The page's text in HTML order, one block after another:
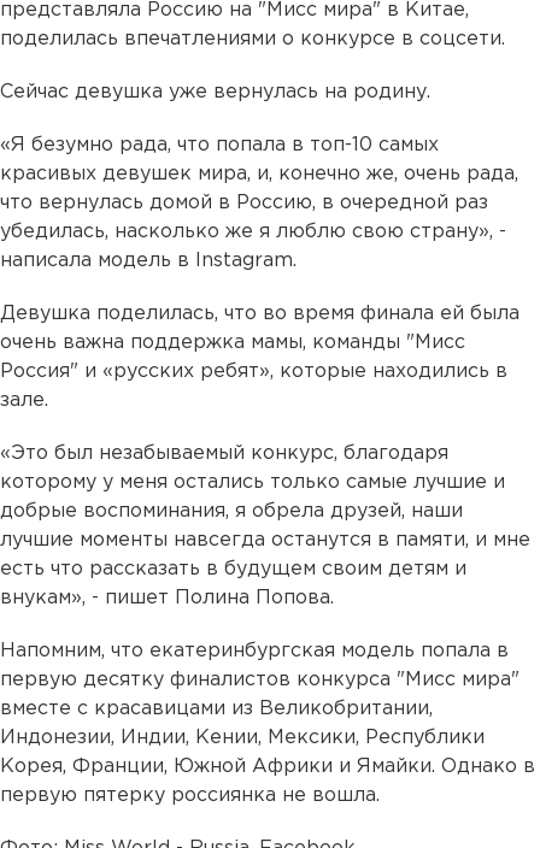
представляла Россию на "Мисс мира" в Китае,
поделилась впечатлениями о конкурсе в соцсети.
Сейчас девушка уже вернулась на родину.
«Я безумно рада, что попала в топ-10 самых
красивых девушек мира, и, конечно же, очень рада,
что вернулась домой в Россию, в очередной раз
убедилась, насколько же я люблю свою страну», -
написала модель в Instagram.
Девушка поделилась, что во время финала ей была
очень важна поддержка мамы, команды "Мисс
Россия" и «русских ребят», которые находились в
зале.
«Это был незабываемый конкурс, благодаря
которому у меня остались только самые лучшие и
добрые воспоминания, я обрела друзей, наши
лучшие моменты навсегда останутся в памяти, и мне
есть что рассказать в будущем своим детям и
внукам», - пишет Полина Попова.
Напомним, что екатеринбургская модель попала в
первую десятку финалистов конкурса "Мисс мира"
вместе с красавицами из Великобритании,
Индонезии, Индии, Кении, Мексики, Республики
Корея, Франции, Южной Африки и Ямайки. Однако в
первую пятерку россиянка не вошла.